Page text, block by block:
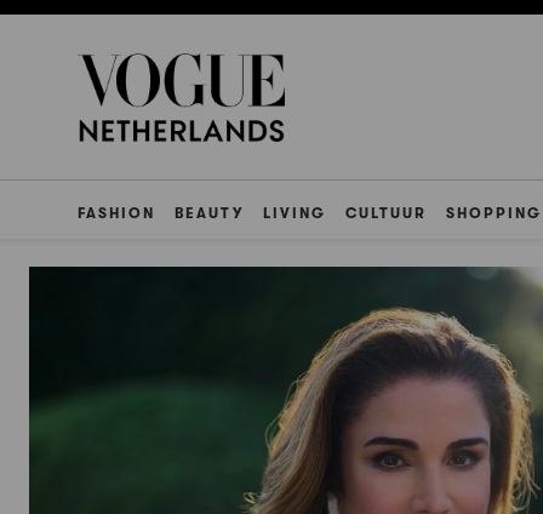
FASHION BEAUTY LIVING CULTUUR SHOPPING